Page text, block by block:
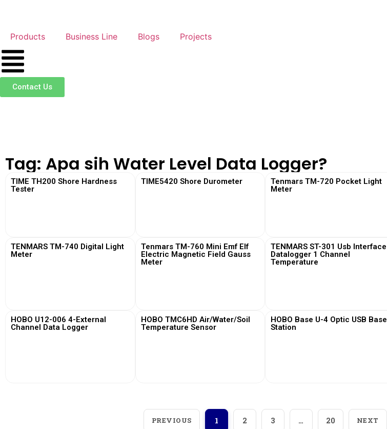
Products Business Line Blogs Projects
Contact Us
Tag: Apa sih Water Level Data Logger?
TIME TH200 Shore Hardness
Tester
TIME5420 Shore Durometer
Tenmars TM-720 Pocket Light
Meter
TENMARS TM-740 Digital Light
Meter
Tenmars TM-760 Mini Emf Elf
Electric Magnetic Field Gauss
Meter
TENMARS ST-301 Usb Interface
Datalogger 1 Channel
Temperature
HOBO U12-006 4-External
Channel Data Logger
HOBO TMC6HD Air/Water/Soil
Temperature Sensor
HOBO Base U-4 Optic USB Base
Station
PREVIOUS 1 2 3 … 20 NEXT